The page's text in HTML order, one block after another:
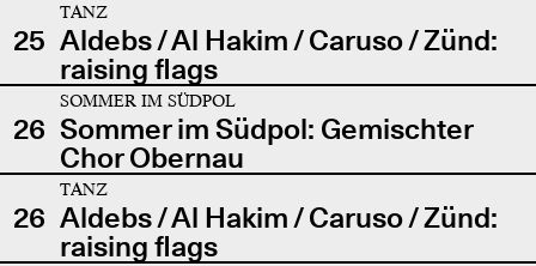
25
TANZ
Aldebs / Al Hakim / Caruso / Zünd:
raising flags
26
SOMMER IM SÜDPOL
Sommer im Südpol: Gemischter
Chor Obernau
26
TANZ
Aldebs / Al Hakim / Caruso / Zünd:
raising flags